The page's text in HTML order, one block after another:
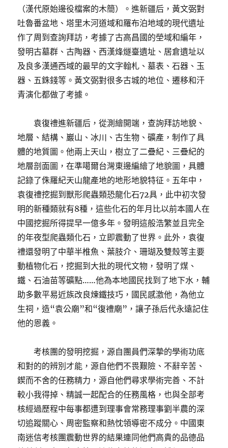
（漢代原始邊役檔案的木簡）。進新疆后，黃文弼對
吐魯番盆地、塔里木河道域和羅布泊地域的現代遺址
作了周到查詢拜訪，考據了古高昌國的塋域和編年，
發明古墓群、古陶器、西漢烽燧臺遺址、居倉遺址以
及良多漢通西域的最早的文字翰札、墓表、石器、玉
器、五銖錢等。黃文弼對很多古城的地位、遷移和汗
青演化都做了考據。
袁復禮進新疆后，從測繪開端，查詢拜訪地貌、
地層、結構、巖山、冰川、古生物、礦產，制作了具
體的地質圖。他兩上天山，樹立了二疊紀、三疊紀的
地層剖面圖，在準噶爾台灣東邊編繪了地貌圖，具體
記錄了侏羅紀天山龍產地的地形地貌特征。五年中，
袁復禮挖掘到獸形爬蟲類恐龍化石72具，此中初次發
明的新種類就有8種，這些化石的年月比以前本國人在
中國挖掘所得提早一億多年。發明這般浩繁並且完全
的年夜型爬蟲類化石，立即震動了世界。此外，袁復
禮還發明了中華半椎魚、葉肢介、珊瑚及雙殼等主要
動植物化石，挖掘到大批的現代文物，發明了煤、
鐵、石油苗等礦點……他為本地國民找到了地下水，輔
助多數平易近族改良煉鐵技巧，國民感激他，為他立
生祠，造“袁公廟”和“復禮廟”，讓子孫后代永遠記住
他的恩義。
考核團的發明挖掘，源自團員們深摯的學術功底
和對的的辨別才能，源自他們不畏艱險、不辭辛苦、
鍥而不舍的任務精力，源自他們尋求學術完善、不計
較小我得掉、精誠一起配合的任務風格，也與全部考
核經過歷程中每事都遭到理事會常務理事劉半農的深
切追蹤關心、周密監察和熱忱領導密不成分。中國東
南迷信考核團震動世界的結果連同他們高貴的品德品